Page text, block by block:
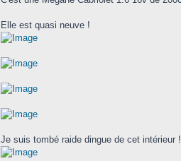
Elle est quasi neuve !
Je suis tombé raide dingue de cet intérieur